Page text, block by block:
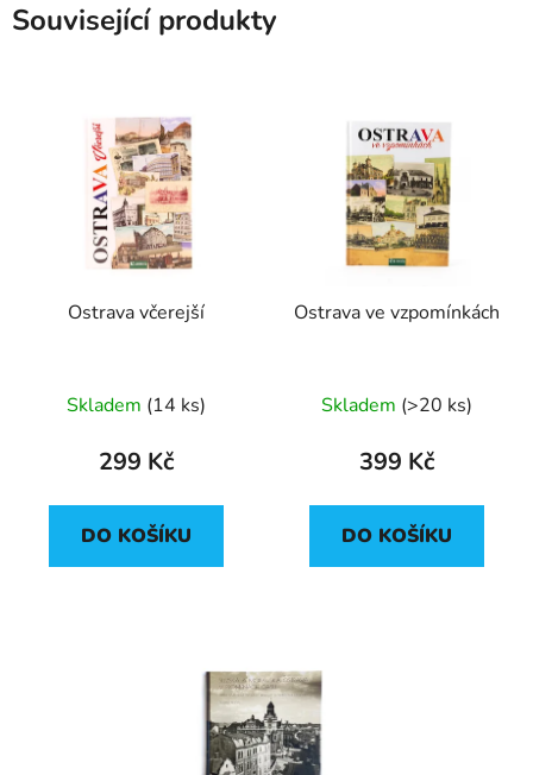
Související produkty
Ostrava včerejší
Skladem (14 ks)
299 Kč
DO KOŠÍKU
Ostrava ve vzpomínkách
Skladem (>20 ks)
399 Kč
DO KOŠÍKU